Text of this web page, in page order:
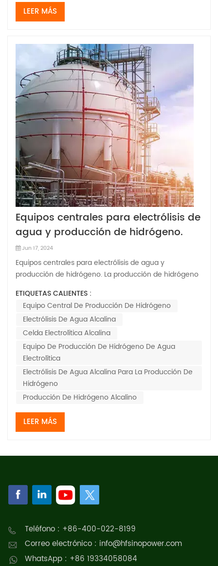
LEER MÁS
Equipos centrales para electrólisis de
agua y producción de hidrógeno.
Jun 17, 2024
Equipos centrales para electrólisis de agua y
producción de hidrógeno. La producción de hidrógeno
continua a un tanque electrolítico lleno de electrolito.
Las moléculas de agua sufren un proceso
electroquímico. reacción en los electrodos...
ETIQUETAS CALIENTES :
Equipo Central De Producción De Hidrógeno
Electrólisis De Agua Alcalina
Celda Electrolítica Alcalina
Equipo De Producción De Hidrógeno De Agua
Electrolítica
Electrólisis De Agua Alcalina Para La Producción De
Hidrógeno
Producción De Hidrógeno Alcalino
LEER MÁS
Teléfono : +86-400-022-8199
Correo electrónico : info@hfsinopower.com
WhatsApp : +86 19334058084